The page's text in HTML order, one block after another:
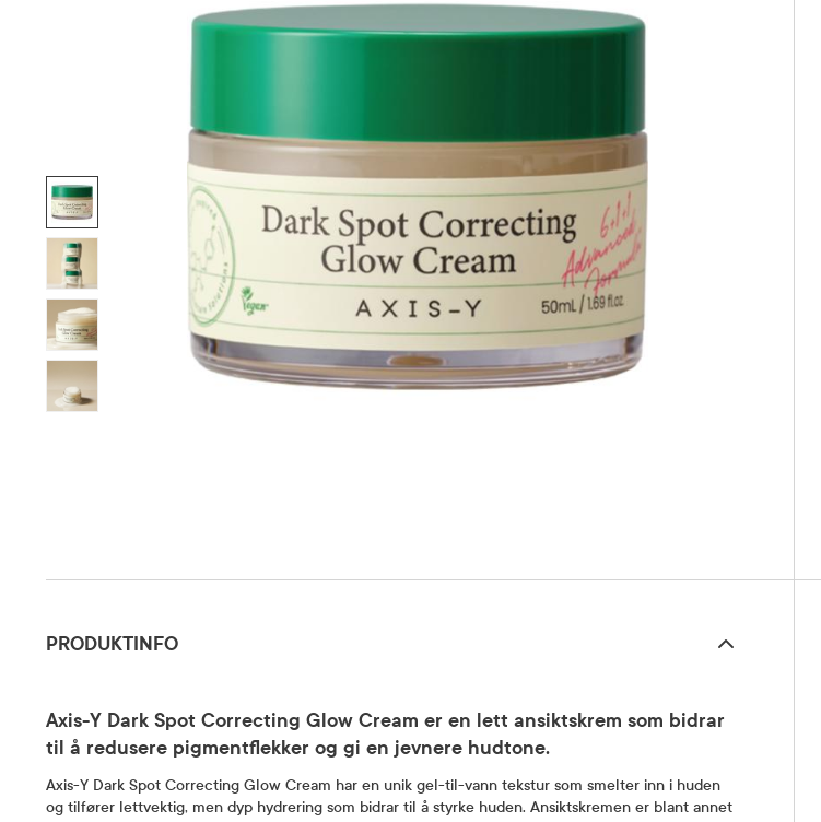
PRODUKTINFO
Axis-Y Dark Spot Correcting Glow Cream er en lett ansiktskrem som bidrar
til å redusere pigmentflekker og gi en jevnere hudtone.
Axis-Y Dark Spot Correcting Glow Cream har en unik gel-til-vann tekstur som smelter inn i huden
og tilfører lettvektig, men dyp hydrering som bidrar til å styrke huden. Ansiktskremen er blant annet